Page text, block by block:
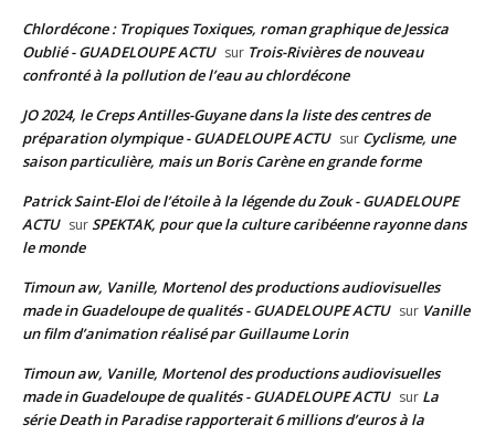
Chlordécone : Tropiques Toxiques, roman graphique de Jessica
Oublié - GUADELOUPE ACTU sur Trois-Rivières de nouveau
confronté à la pollution de l’eau au chlordécone
JO 2024, le Creps Antilles-Guyane dans la liste des centres de
préparation olympique - GUADELOUPE ACTU sur Cyclisme, une
saison particulière, mais un Boris Carène en grande forme
Patrick Saint-Eloi de l’étoile à la légende du Zouk - GUADELOUPE
ACTU surSPEKTAK, pour que la culture caribéenne rayonne dans
le monde
Timoun aw, Vanille, Mortenol des productions audiovisuelles
made in Guadeloupe de qualités - GUADELOUPE ACTU sur Vanille
un film d’animation réalisé par Guillaume Lorin
Timoun aw, Vanille, Mortenol des productions audiovisuelles
made in Guadeloupe de qualités - GUADELOUPE ACTU sur La
série Death in Paradise rapporterait 6 millions d’euros à la